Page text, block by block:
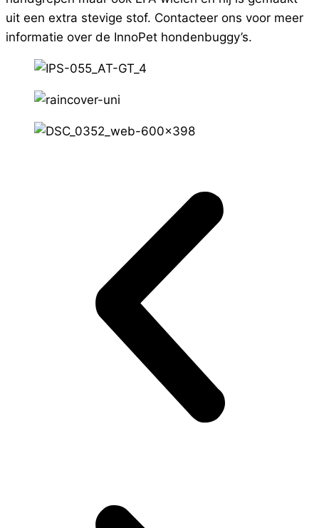
uit een extra stevige stof. Contacteer ons voor meer
informatie over de InnoPet hondenbuggy’s.